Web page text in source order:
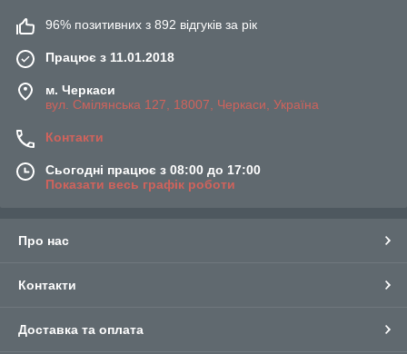
96% позитивних з 892 відгуків за рік
Працює з 11.01.2018
м. Черкаси
вул. Смілянська 127, 18007, Черкаси, Україна
Контакти
Сьогодні працює з 08:00 до 17:00
Показати весь графік роботи
Про нас
Контакти
Доставка та оплата